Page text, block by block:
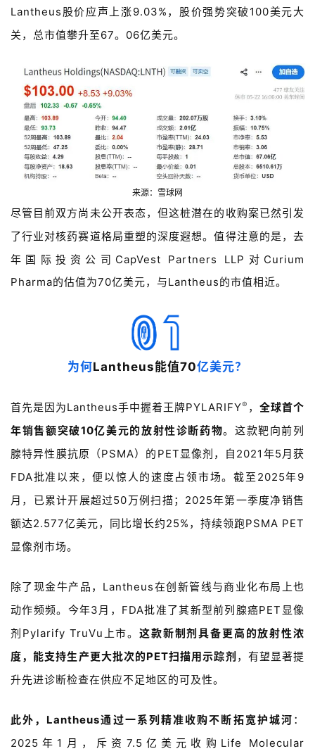
Lantheus 股价应声上涨9.03% ， 股价强势突破 100美元大
关，总市值攀升至67。06亿美元。
来源：雪球网
尽管目前双方尚未公开表态，但这桩潜在的收购案已然引发
了行业对核药赛道格局重塑的深度遐想。值得注意的是， 去
年 国际投资公司 CapVest Partners LLP对 Curium
Pharma的估值为70亿美元，与Lantheus的市值相近。
为何Lantheus能值70亿美元？
首先是因为Lantheus手中握着王牌PYLARIFY® ， 全球首个
年销售额突破10亿美元的放射性诊断药物。这款靶向前列
腺特异性膜抗原（PSMA）的 PET 显像剂，自 2021 年5月获
FDA批准以来，便以惊人的速度占领市场。截至 2025年9
月，已累计开展超过50万例扫描； 2025年第一季度净销售
额达2.577亿美元，同比增长约25% ，持续领跑PSMA PET
显像剂市场。
除了现金牛产品， Lantheus在创新管线与商业化布局上也
动作频频。今年3月， FDA批准了其新型前列腺癌PET 显像
剂 Pylarify TruVu 上市。这款新制剂具备更高的放射性浓
度，能支持生产更大批次的PET扫描用示踪剂 ，有望显著提
升先进诊断检查在供应不足地区的可及性。
此外， Lantheus通过一系列精准收购不断拓宽护城河 ：
2025 年 1 月，斥资 7.5 亿美元收购 Life Molecular